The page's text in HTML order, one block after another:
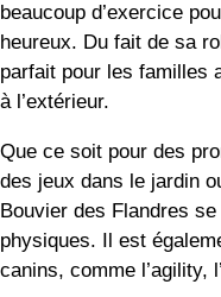
beaucoup d’exercice
heureux. Du fait de sa
parfait pour les familles
à l’extérieur.
Que ce soit pour des
des jeux dans le jardin
Bouvier des Flandres
physiques. Il est
canins, comme l’agility,